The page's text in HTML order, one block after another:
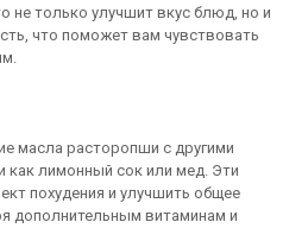
не только улучшит вкус блюд, но и
что поможет вам чувствовать
масла расторопши с другими
как лимонный сок или мед. Эти
похудения и улучшить общее
дополнительным витаминам и